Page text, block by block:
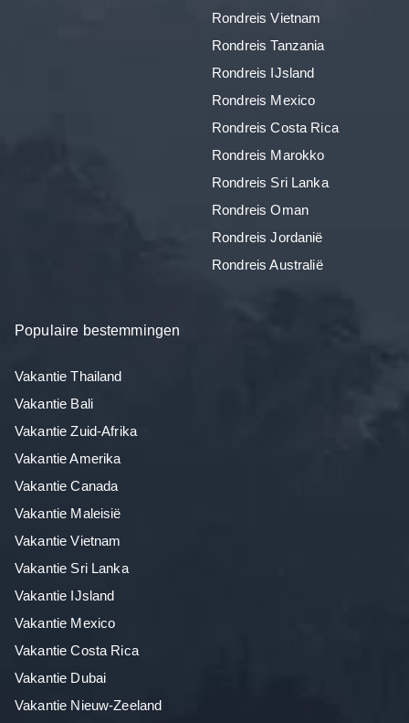
Rondreis Vietnam
Rondreis Tanzania
Rondreis IJsland
Rondreis Mexico
Rondreis Costa Rica
Rondreis Marokko
Rondreis Sri Lanka
Rondreis Oman
Rondreis Jordanië
Rondreis Australië
Populaire bestemmingen
Vakantie Thailand
Vakantie Bali
Vakantie Zuid-Afrika
Vakantie Amerika
Vakantie Canada
Vakantie Maleisië
Vakantie Vietnam
Vakantie Sri Lanka
Vakantie IJsland
Vakantie Mexico
Vakantie Costa Rica
Vakantie Dubai
Vakantie Nieuw-Zeeland